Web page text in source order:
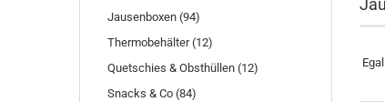
Jausenboxen (94)
Thermobehälter (12)
Quetschies & Obsthüllen (12)
Snacks & Co (84)